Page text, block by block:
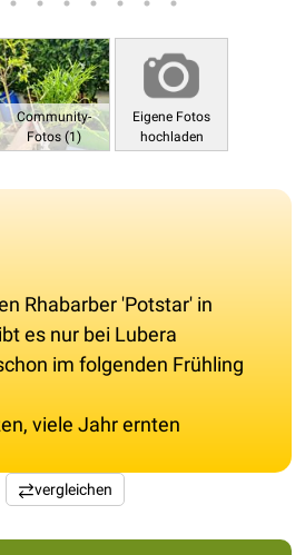
Community-
Fotos (1)
Eigene Fotos
hochladen
Rhabarber 'Potstar' in
es nur bei Lubera
im folgenden Frühling
viele Jahr ernten
vergleichen